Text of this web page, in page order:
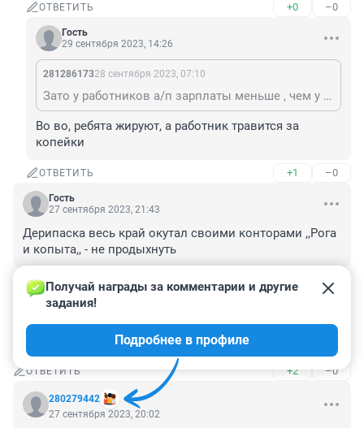
ОТВЕТИТЬ +0 –0
Гость
29 сентября 2023, 14:26
28128617328 сентября 2023, 07:10
Зато у работников а/п зарплаты меньше , чем у продавцов в магазинах!!! 😡😡😡
Во во, ребята жируют, а работник травится за
копейки
ОТВЕТИТЬ +1 –0
Гость
27 сентября 2023, 21:43
Дерипаска весь край окутал своими конторами ,,Рога
и копыта,, - не продыхнуть
ОТВЕТИТЬ –0
Гость
Прапором его туда, пусть посмеются парни..)
ОТВЕТИТЬ +2 –0
280279442
Получай награды за комментарии и другие
задания!
Подробнее в профиле
27 сентября 2023, 20:02